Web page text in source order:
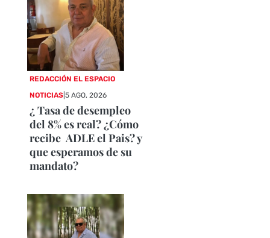
REDACCIÓN EL ESPACIO
NOTICIAS |5 AGO, 2026
¿ Tasa de desempleo
del 8% es real? ¿Cómo
recibe ADLE el Pais? y
que esperamos de su
mandato?